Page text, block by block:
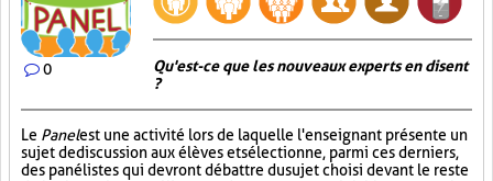
0
Qu'est-ce que les nouveaux experts en disent
?
Le Panelest une activité lors de laquelle l'enseignant présente un
sujet de discussion aux élèves et sélectionne, parmi ces derniers,
des panélistes qui devront débattre du sujet choisi devant le reste